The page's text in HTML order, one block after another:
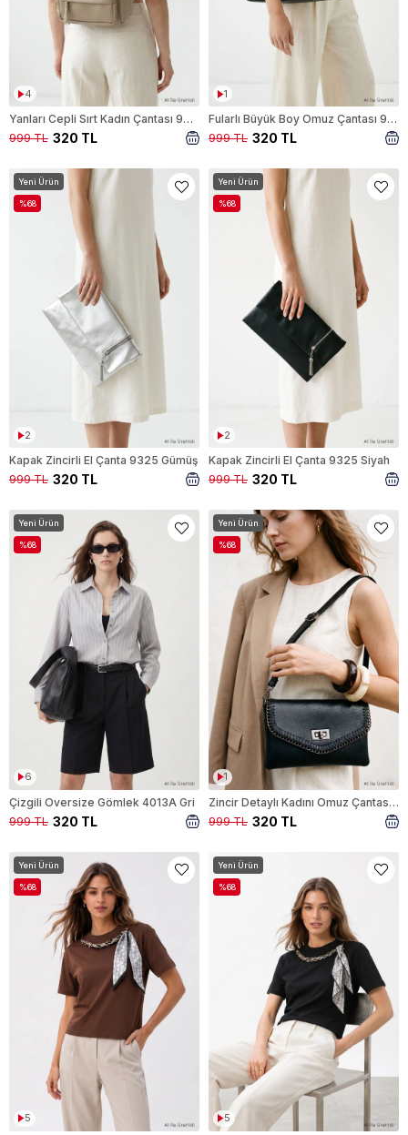
4
Yanları Cepli Sırt Kadın Çantası 9358 Vizon
320 TL
999 TL
1
Fularlı Büyük Boy Omuz Çantası 9354 Siyah
320 TL
999 TL
2
Kapak Zincirli El Çanta 9325 Gümüş
320 TL
999 TL
Yeni Ürün
%68
2
Kapak Zincirli El Çanta 9325 Siyah
320 TL
999 TL
Yeni Ürün
%68
6
Çizgili Oversize Gömlek 4013A Gri
320 TL
999 TL
Yeni Ürün
%68
1
Zincir Detaylı Kadını Omuz Çantası 9324 Siyah
320 TL
999 TL
Yeni Ürün
%68
5
Yeni Ürün
%68
5
Yeni Ürün
%68